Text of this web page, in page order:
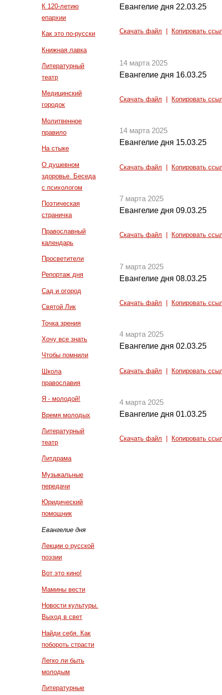
К 120-летию
епархии
Как это по-русски
Книжная лавка
Литературный
театр
Медицинский
городок
Молитвенное
правило
На стыке
О душевном
здоровье. Беседа
с психологом
Поэтическая
страничка
Православный
календарь
Просветители
Репортаж дня
Сад и огород
Святой Лик
Точка зрения
Хочу все знать
Чтобы помнили
Школа
православия
Я - молодой!
Время молодых
Литературный
театр
Литдрама
Музыкальные
передачи
Юридический
помощник
Евангелие дня
Лекции о русской
поэзии
Вот это кино!
Мамины вести
Новости культуры.
Выход в свет
Найди себя. Как
побороть страсти
Легко ли быть
молодым
Литературные
Евангелие дня 22.03.25
Скачать файл Копировать
14 марта 2025
Евангелие дня 16.03.25
Скачать файл Копировать
14 марта 2025
Евангелие дня 15.03.25
Скачать файл Копировать
7 марта 2025
Евангелие дня 09.03.25
Скачать файл Копировать
7 марта 2025
Евангелие дня 08.03.25
Скачать файл Копировать
4 марта 2025
Евангелие дня 02.03.25
Скачать файл Копировать
4 марта 2025
Евангелие дня 01.03.25
Скачать файл Копировать